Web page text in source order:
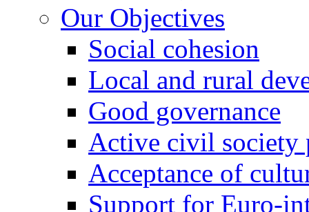
Our Objectives
Social cohesion
Local and rural
Good governance
Active civil society
Acceptance of
Support for Euro-